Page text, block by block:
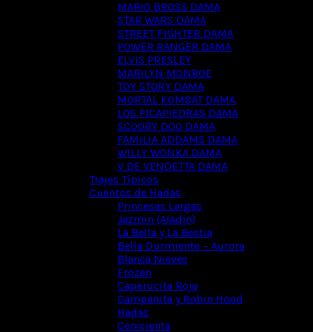
MARIO BROSS DAMA
STAR WARS DAMA
STREET FIGHTER DAMA
POWER RANGER DAMA
ELVIS PRESLEY
MARILYN MONROE
TOY STORY DAMA
MORTAL KOMBAT DAMA
LOS PICAPIEDRAS DAMA
SCOOBY DOO DAMA
FAMILIA ADDAMS DAMA
WILLY WONKA DAMA
V DE VENDETTA DAMA
Trajes Típicos
Cuentos de Hadas
Princesas Largas
Jazmin (Aladin)
La Bella y La Bestia
Bella Durmiente – Aurora
Blanca Nieves
Frozen
Caperucita Roja
Campanita y Robin Hood
Hadas
Cenicienta